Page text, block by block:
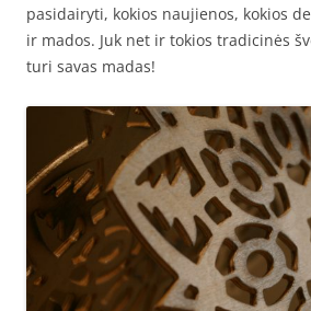
pasidairyti, kokios naujienos, kokios
ir mados. Juk net ir tokios tradicinės
turi savas madas!